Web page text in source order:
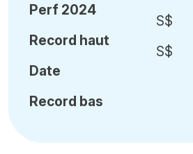
Perf 2024
Record haut
Date
Record bas
S$
S$